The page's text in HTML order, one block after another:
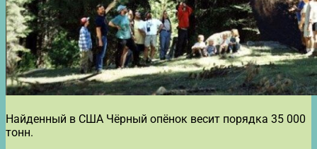
Найденный в США Чёрный опёнок весит порядка 35 000
тонн.